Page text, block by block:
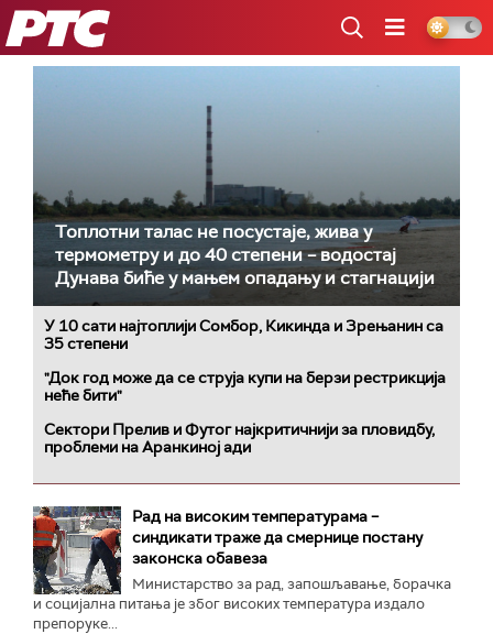
РТС
Топлотни талас не посустаје, жива у
термометру и до 40 степени – водостај
Дунава биће у мањем опадању и стагнацији
У 10 сати најтоплији Сомбор, Кикинда и Зрењанин са
35 степени
"Док год може да се струја купи на берзи рестрикција
неће бити"
Сектори Прелив и Футог најкритичнији за пловидбу,
проблеми на Аранкиној ади
Рад на високим температурама –
синдикати траже да смернице постану
законска обавеза
Министарство за рад, запошљавање, борачка
и социјална питања је због високих температура издало
препоруке...